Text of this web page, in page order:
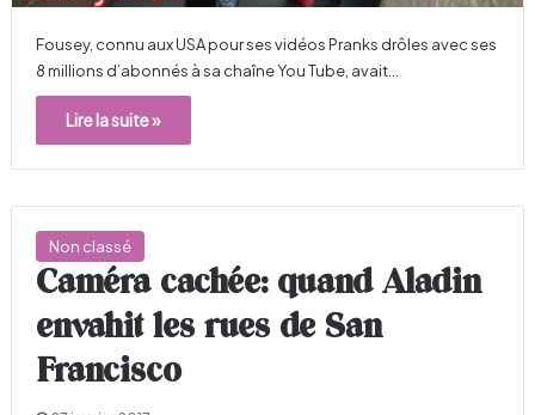
Fousey, connu aux USA pour ses vidéos Pranks drôles avec ses
8 millions d’abonnés à sa chaîne You Tube, avait…
Lire la suite »
Non classé
Caméra cachée: quand Aladin
envahit les rues de San
Francisco